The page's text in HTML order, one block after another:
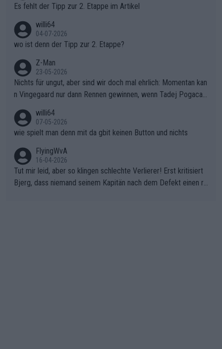
Es fehlt der Tipp zur 2. Etappe im Artikel
willi64
04-07-2026
wo ist denn der Tipp zur 2. Etappe?
Z-Man
23-05-2026
Nichts für ungut, aber sind wir doch mal ehrlich: Momentan kan
n Vingegaard nur dann Rennen gewinnen, wenn Tadej Pogacar
willi64
07-05-2026
wie spielt man denn mit da gbit keinen Button und nichts
FlyingWvA
16-04-2026
Tut mir leid, aber so klingen schlechte Verlierer! Erst kritisiert
Bjerg, dass niemand seinem Kapitän nach dem Defekt einen ro